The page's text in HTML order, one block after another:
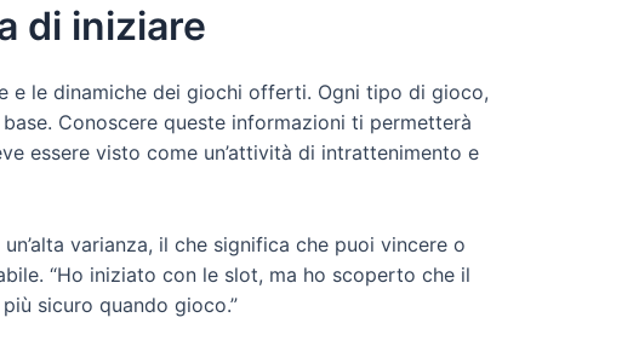
di iniziare
e le dinamiche dei giochi offerti. Ogni tipo di gioco,
Conoscere queste informazioni ti permetterà
essere visto come un’attività di intrattenimento e
varianza, il che significa che puoi vincere o
“Ho iniziato con le slot, ma ho scoperto che il
sicuro quando gioco.”